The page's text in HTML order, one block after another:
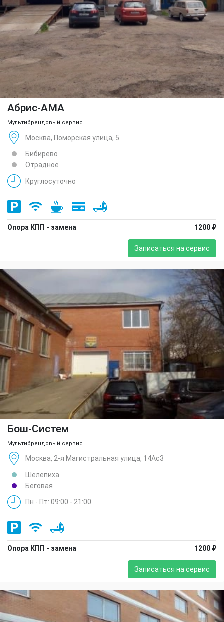
Абрис-АМА
Мультибрендовый сервис
Москва, Поморская улица, 5
Бибирево
Отрадное
Круглосуточно
Опора КПП - замена 1200 ₽
Записаться на сервис
Бош-Систем
Мультибрендовый сервис
Москва, 2-я Магистральная улица, 14Ас3
Шелепиха
Беговая
Пн - Пт: 09:00 - 21:00
Опора КПП - замена 1200 ₽
Записаться на сервис